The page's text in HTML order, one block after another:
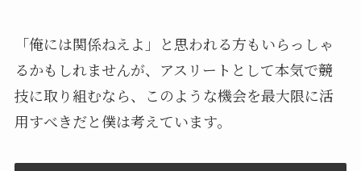
「俺には関係ねえよ」と思われる方もいらっしゃ
るかもしれませんが、アスリートとして本気で競
技に取り組むなら、このような機会を最大限に活
用すべきだと僕は考えています。